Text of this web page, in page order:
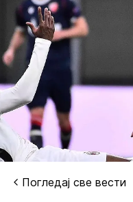
Погледај све вести